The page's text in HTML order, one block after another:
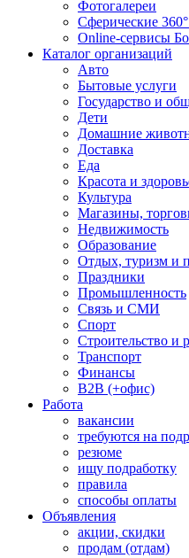
Фотогалереи
Сферические
Online-сервисы
Каталог организаций
Авто
Бытовые услуги
Государство и
Дети
Домашние
Доставка
Еда
Красота и
Культура
Магазины,
Недвижимость
Образование
Отдых, туризм и
Праздники
Промышленность
Связь и СМИ
Спорт
Строительство и
Транспорт
Финансы
B2B (+офис)
Работа
вакансии
требуются на
резюме
ищу подработку
правила
способы оплаты
Объявления
акции, скидки
продам (отдам)